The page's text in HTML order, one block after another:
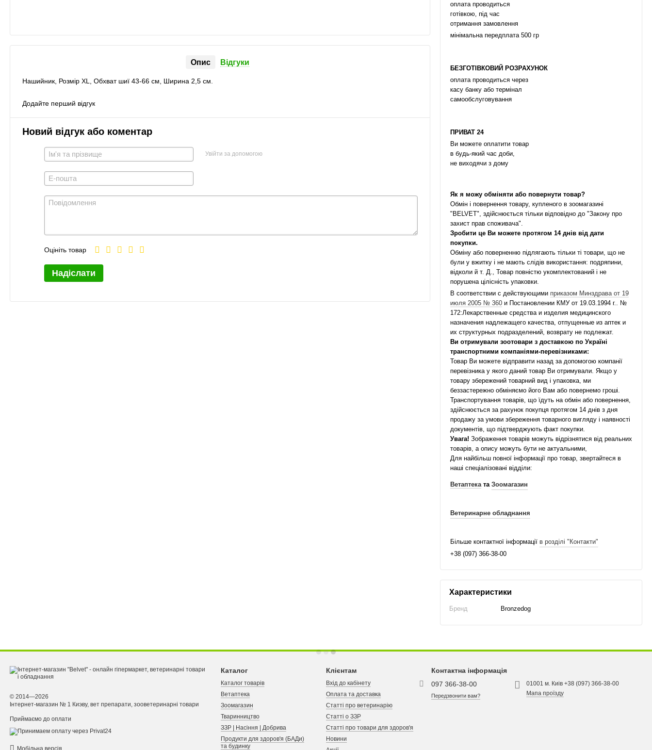
Опис Відгуки
Нашийник, Розмір ХL, Обхват шиї 43-66 см, Ширина 2,5 см.
Додайте перший відгук
Новий відгук або коментар
Увійти за допомогою
Оцініть товар
Надіслати
оплата проводиться
готівкою, під час
отримання замовлення
мінімальна передплата 500 гр
БЕЗГОТІВКОВИЙ РОЗРАХУНОК
оплата проводиться через
касу банку або термінал
самообслуговування
ПРИВАТ 24
Ви можете оплатити товар
в будь-який час доби,
не виходячи з дому
Як я можу обміняти або повернути товар?
Обмін і повернення товару, купленого в зоомагазині
"BELVET", здійснюється тільки відповідно до "Закону про
захист прав споживача".
Зробити це Ви можете протягом 14 днів від дати
покупки.
Обміну або поверненню підлягають тільки ті товари, що не
були у вжитку і не мають слідів використання: подряпини,
відколи й т. Д., Товар повністю укомплектований і не
порушена цілісність упаковки.
В соответствии с действующими приказом Минздрава от 19
июля 2005 № 360и Постановлении КМУ от 19.03.1994 г.. №
172:Лекарственные средства и изделия медицинского
назначения надлежащего качества, отпущенные из аптек и
их структурных подразделений, возврату не подлежат.
Ви отримували зоотовари з доставкою по Україні
транспортними компаніями-перевізниками:
Товар Ви можете відправити назад за допомогою компанії
перевізника у якого даний товар Ви отримували. Якщо у
товару збережений товарний вид і упаковка, ми
беззастережно обміняємо його Вам або повернемо гроші.
Транспортування товарів, що їдуть на обмін або повернення,
здійснюється за рахунок покупця протягом 14 днів з дня
продажу за умови збереження товарного вигляду і наявності
документів, що підтверджують факт покупки.
Увага! Зображення товарів можуть відрізнятися від реальних
товарів, а опису можуть бути не актуальними,
Для найбільш повної інформації про товар, звертайтеся в
наші спеціалізовані відділи:
Ветаптеката Зоомагазин
Ветеринарне обладнання
Більше контактної інформації в розділі "Контакти"
+38 (097) 366-38-00
Характеристики
Бренд Bronzedog
© 2014—2026
Інтернет-магазин № 1 Киэву, вет препарати, зооветеринарні товари
Приймаємо до оплати
Каталог
Каталог товарів
Ветаптека
Зоомагазин
Тваринництво
ЗЗР | Насіння | Добрива
Продукти для здоров'я (БАДи)
та будинку
Клієнтам
Вхід до кабінету
Оплата та доставка
Статті про ветеринарію
Статті о ЗЗР
Статті про товари для здоров'я
Новини
Контактна інформація
097 366-38-00
Передзвонити вам?
01001 м. Киів +38 (097) 366-38-00
Мапа проїзду